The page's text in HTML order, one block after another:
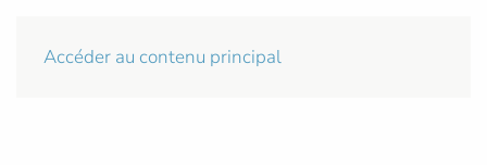
Accéder au contenu principal